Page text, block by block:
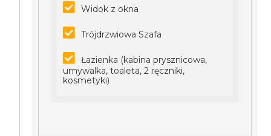
Widok z okna
Trójdrzwiowa Szafa
Łazienka (kabina prysznicowa,
umywalka, toaleta, 2 ręczniki,
kosmetyki)